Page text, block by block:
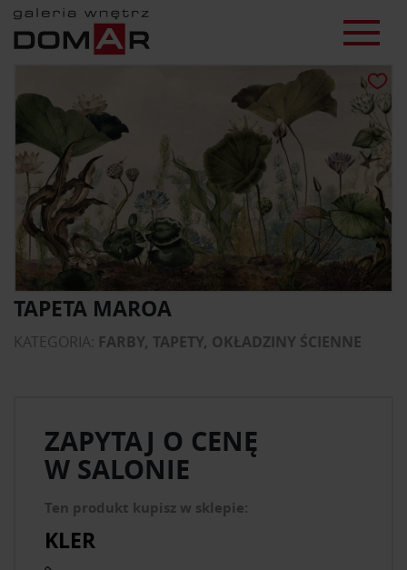
TAPETA MAROA
KATEGORIA: FARBY, TAPETY, OKŁADZINY ŚCIENNE
ZAPYTAJ O CENĘ
W SALONIE
Ten produkt kupisz w sklepie:
KLER